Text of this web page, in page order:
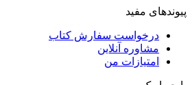
پیوندهای مفید
درخواست سفارش کتاب
مشاوره آنلاین
امتیازات من